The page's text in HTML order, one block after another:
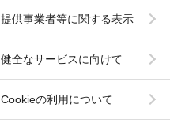
提供事業者等に関する表示
健全なサービスに向けて
Cookieの利用について